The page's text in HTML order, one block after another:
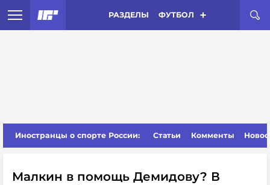
РАЗДЕЛЫ ФУТБОЛ
Иностранцы о спорте России: Статьи Комменты
Малкин в помощь Демидову? В